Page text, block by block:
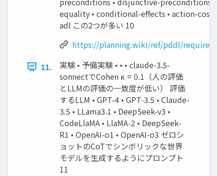
equality • conditional-effects • action-costs
adl この2つが多い 10
https://planning.wiki/ref/pddl/
11.
実験 • 予備実験 • • • claude-3.5-
sonnectでCohen κ = 0.1（人の評価
とLLMの評価の一致度が低い） 評価
するLLM • GPT-4 • GPT-3.5 • Claude-
3.5 • LLama3.1 • DeepSeek-v3 •
CodeLlaMA • LlaMA-2 • DeepSeek-
R1 • OpenAI-o1 • OpenAI-o3 ゼロシ
ョットのCoTでシンボリックな世界
モデルを生成するようにプロンプト
11